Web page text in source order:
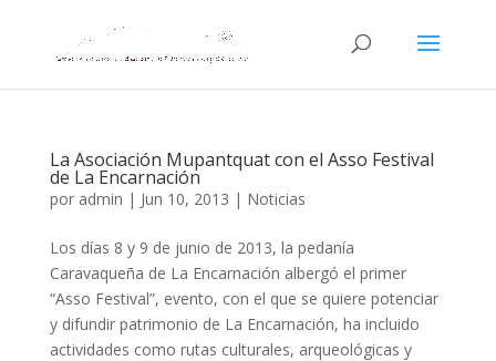
La Asociación Mupantquat con el Asso Festival
de La Encarnación
por admin | Jun 10, 2013 | Noticias
Los días 8 y 9 de junio de 2013, la pedanía
Caravaqueña de La Encarnación albergó el primer
“Asso Festival”, evento, con el que se quiere potenciar
y difundir patrimonio de La Encarnación, ha incluido
actividades como rutas culturales, arqueológicas y